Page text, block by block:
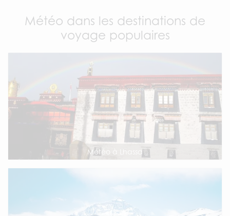
Météo dans les destinations de
voyage populaires
Météo à Lhassa